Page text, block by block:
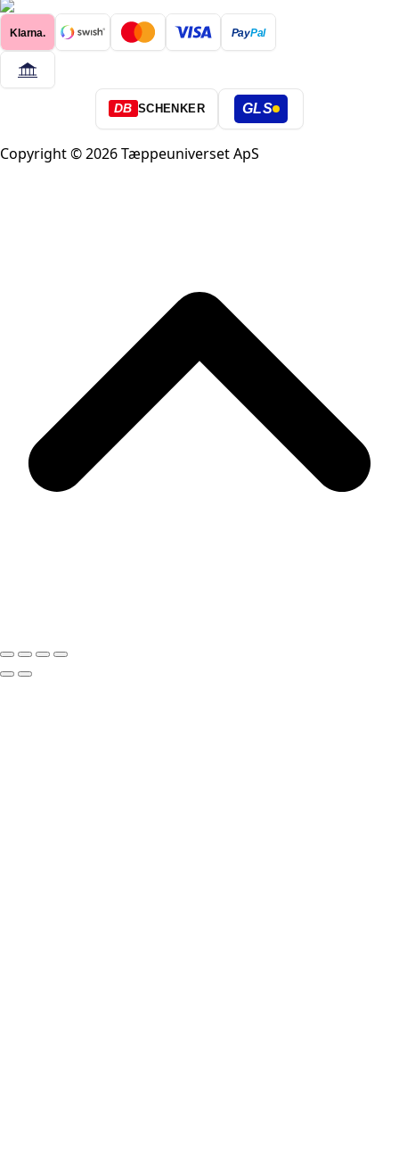
Klarna. PayPal
DB SCHENKER GLS
Copyright © 2026 Tæppeuniverset ApS